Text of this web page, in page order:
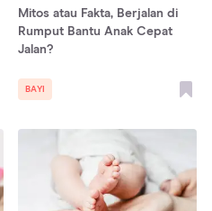
Mitos atau Fakta, Berjalan di
Rumput Bantu Anak Cepat
Jalan?
BAYI